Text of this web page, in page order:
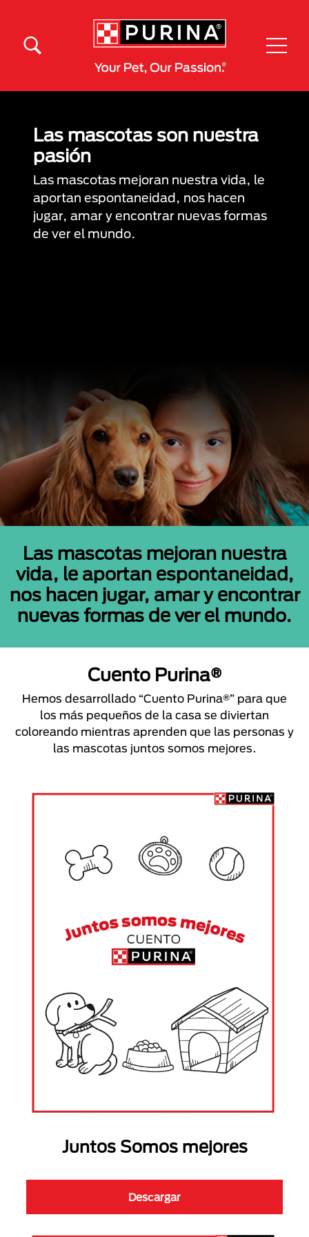
Las mascotas son nuestra
pasión
Las mascotas mejoran nuestra vida, le
aportan espontaneidad, nos hacen
jugar, amar y encontrar nuevas formas
de ver el mundo.
Las mascotas mejoran nuestra
vida, le aportan espontaneidad,
nos hacen jugar, amar y encontrar
nuevas formas de ver el mundo.
Cuento Purina®
Hemos desarrollado “Cuento Purina®” para que
los más pequeños de la casa se diviertan
coloreando mientras aprenden que las personas y
las mascotas juntos somos mejores.
Juntos Somos mejores
Descargar